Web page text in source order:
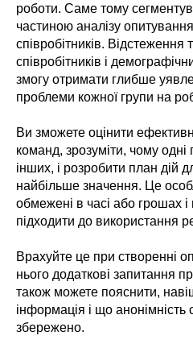
роботи. Саме тому
частиною аналізу
співробітників. Відстеження
співробітників і
змогу отримати глибше
проблеми кожної групи на
Ви зможете оцінити
команд, зрозуміти, чому
інших, і розробити план дій
найбільше значення. Це
обмежені в часі або грошах
підходити до використання
Врахуйте це при створенні
нього додаткові запитання
також можете пояснити,
інформація і що анонімність
збережено.